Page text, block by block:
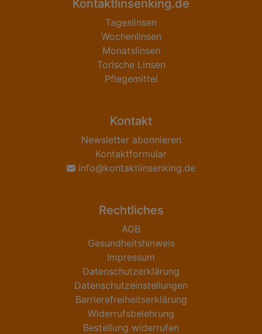
Kontaktlinsenking.de
Tageslinsen
Wochenlinsen
Monatslinsen
Torische Linsen
Pflegemittel
Kontakt
Newsletter abonnieren
Kontaktformular
info@kontaktlinsenking.de
Rechtliches
AGB
Gesundheitshinweis
Impressum
Datenschutzerklärung
Datenschutzeinstellungen
Barrierefreiheitserklärung
Widerrufsbelehrung
Bestellung widerrufen